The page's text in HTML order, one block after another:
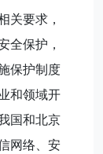
关要求，
全保护，
保护制度
和领域开
国和北京
网络、安